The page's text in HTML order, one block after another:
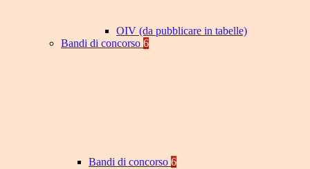
OIV (da pubblicare in tabelle)
Bandi di concorso 6
Bandi di concorso 6